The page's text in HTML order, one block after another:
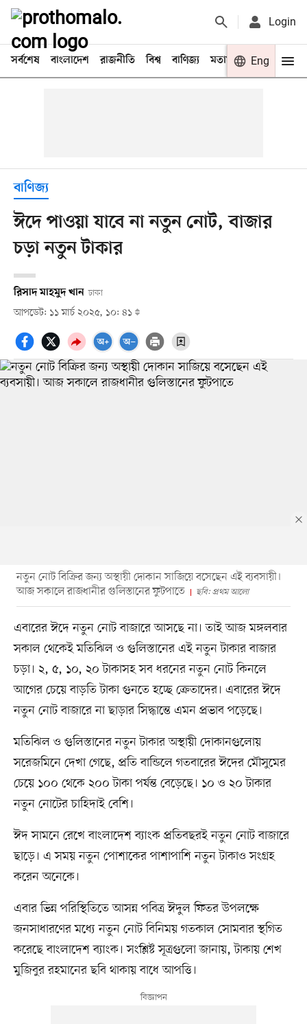
Login
সর্বশেষ বাংলাদেশ রাজনীতি বিশ্ব বাণিজ্য মতামত খেলা
Eng
বাণিজ্য
ঈদে পাওয়া যাবে না নতুন নোট, বাজার
চড়া নতুন টাকার
রিসাদ মাহমুদ খান ঢাকা
আপডেট: ১১ মার্চ ২০২৫, ১০: ৪১
নতুন নোট বিক্রির জন্য অস্থায়ী দোকান সাজিয়ে বসেছেন এই ব্যবসায়ী।
আজ সকালে রাজধানীর গুলিস্তানের ফুটপাতে
ছবি: প্রথম আলো
এবারের ঈদে নতুন নোট বাজারে আসছে না। তাই আজ মঙ্গলবার
সকাল থেকেই মতিঝিল ও গুলিস্তানের এই নতুন টাকার বাজার
চড়া। ২, ৫, ১০, ২০ টাকাসহ সব ধরনের নতুন নোট কিনলে
আগের চেয়ে বাড়তি টাকা গুনতে হচ্ছে ক্রেতাদের। এবারের ঈদে
নতুন নোট বাজারে না ছাড়ার সিদ্ধান্তে এমন প্রভাব পড়েছে।
মতিঝিল ও গুলিস্তানের নতুন টাকার অস্থায়ী দোকানগুলোয়
সরেজমিনে দেখা গেছে, প্রতি বান্ডিলে গতবারের ঈদের মৌসুমের
চেয়ে ১০০ থেকে ২০০ টাকা পর্যন্ত বেড়েছে। ১০ ও ২০ টাকার
নতুন নোটের চাহিদাই বেশি।
ঈদ সামনে রেখে বাংলাদেশ ব্যাংক প্রতিবছরই নতুন নোট বাজারে
ছাড়ে। এ সময় নতুন পোশাকের পাশাপাশি নতুন টাকাও সংগ্রহ
করেন অনেকে।
এবার ভিন্ন পরিস্থিতিতে আসন্ন পবিত্র ঈদুল ফিতর উপলক্ষে
জনসাধারণের মধ্যে নতুন নোট বিনিময় গতকাল সোমবার স্থগিত
করেছে বাংলাদেশ ব্যাংক। সংশ্লিষ্ট সূত্রগুলো জানায়, টাকায় শেখ
মুজিবুর রহমানের ছবি থাকায় বাধে আপত্তি।